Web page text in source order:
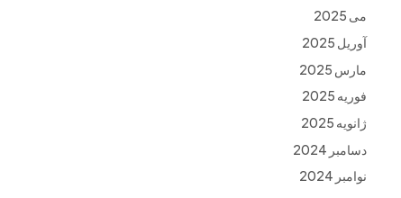
می 2025
آوریل 2025
مارس 2025
فوریه 2025
ژانویه 2025
دسامبر 2024
نوامبر 2024